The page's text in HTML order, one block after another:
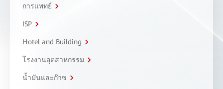
การแพทย์
ISP
Hotel and Building
โรงงานอุตสาหกรรม
น้ำมันและก๊าซ